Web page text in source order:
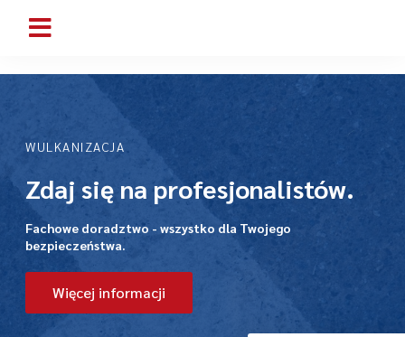
WULKANIZACJA
Zdaj się na profesjonalistów.
Fachowe doradztwo - wszystko dla Twojego
bezpieczeństwa.
Więcej informacji